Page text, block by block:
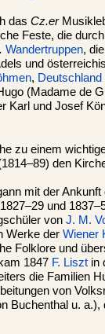
das Cz.er
Feste, die
Wandertruppen,
und
, Deutschland
(Madame de
Karl und Josef
zu einem
den
mit der Ankunft
und
von J. M.
Werke der Wiener
Folklore und
1847 F. Liszt in
die Familien
von
Buchenthal u.